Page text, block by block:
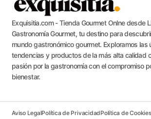
Exquisitia.com - Tienda Gourmet Onlne desde
Gastronomía Gourmet, tu destino para
mundo gastronómico gourmet. Exploramos las
tendencias y productos de la más alta calidad
pasión por la gastronomía con el compromiso
bienestar.
Aviso LegalPolítica de PrivacidadPolítica de Cookies